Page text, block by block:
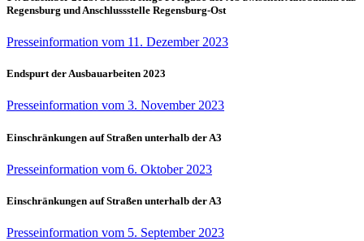
Regensburg und Anschlussstelle Regensburg-Ost
Presseinformation vom 11. Dezember 2023
Endspurt der Ausbauarbeiten 2023
Presseinformation vom 3. November 2023
Einschränkungen auf Straßen unterhalb der A3
Presseinformation vom 6. Oktober 2023
Einschränkungen auf Straßen unterhalb der A3
Presseinformation vom 5. September 2023